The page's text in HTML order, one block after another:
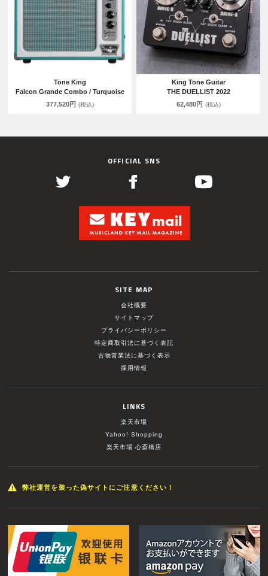
Tone King
Falcon Grande Combo / Turquoise
377,520円 (税込)
King Tone Guitar
THE DUELLIST 2022
62,480円 (税込)
OFFICIAL SNS
SITE MAP
会社概要
サイトマップ
プライバシーポリシー
特定商取引法に基づく表記
古物営業法に基づく表示
採用情報
LINKS
楽天市場
Yahoo! Shopping
楽天市場 心斎橋店
弊社運営を装った偽サイトにご注意ください！